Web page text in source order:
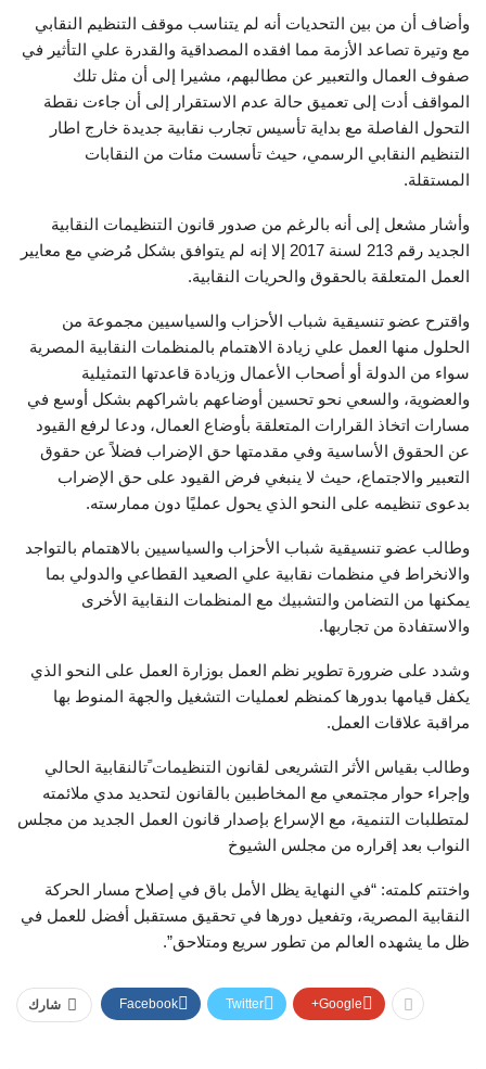
وأضاف أن من بين التحديات أنه لم یتناسب موقف التنظیم النقابي
مع وتیرة تصاعد الأزمة مما افقده المصداقیة والقدرة علي التأثیر في
صفوف العمال والتعبیر عن مطالبھم، مشيرا إلى أن مثل تلك
المواقف أدت إلى تعمیق حالة عدم الاستقرار إلى أن جاءت نقطة
التحول الفاصلة مع بدایة تأسیس تجارب نقابیة جدیدة خارج اطار
التنظیم النقابي الرسمي، حیث تأسست مئات من النقابات
المستقلة.
وأشار مشعل إلى أنه بالرغم من صدور قانون التنظيمات النقابية
الجدید رقم 213 لسنة 2017 إلا إنه لم یتوافق بشكل مُرضي مع معاییر
العمل المتعلقة بالحقوق والحریات النقابیة.
واقترح عضو تنسيقية شباب الأحزاب والسياسيين مجموعة من
الحلول منها العمل علي زيادة الاھتمام بالمنظمات النقابیة المصریة
سواء من الدولة أو أصحاب الأعمال وزیادة قاعدتھا التمثیلیة
والعضوية، والسعي نحو تحسین أوضاعھم باشراكهم بشكل أوسع في
مسارات اتخاذ القرارات المتعلقة بأوضاع العمال، ودعا لرفع القيود
عن الحقوق الأساسية وفي مقدمتها حق الإضراب فضلاً عن حقوق
التعبير والاجتماع، حيث لا ينبغي فرض القيود على حق الإضراب
بدعوى تنظيمه على النحو الذي يحول عمليًا دون ممارسته.
وطالب عضو تنسيقية شباب الأحزاب والسياسيين بالاھتمام بالتواجد
والانخراط في منظمات نقابیة علي الصعید القطاعي والدولي بما
یمكنھا من التضامن والتشبیك مع المنظمات النقابیة الأخرى
والاستفادة من تجاربھا.
وشدد على ضرورة تطوير نظم العمل بوزارة العمل على النحو الذي
يكفل قيامها بدورها كمنظم لعمليات التشغيل والجهة المنوط بها
مراقبة علاقات العمل.
وطالب بقياس الأثر التشريعى لقانون التنظيمات ًتالنقابية الحالي
وإجراء حوار مجتمعي مع المخاطبين بالقانون لتحديد مدي ملائمته
لمتطلبات التنمية، مع الإسراع بإصدار قانون العمل الجديد من مجلس
النواب بعد إقراره من مجلس الشيوخ
واختتم كلمته: “في النھایة یظل الأمل باق في إصلاح مسار الحركة
النقابیة المصریة، وتفعیل دورھا في تحقیق مستقبل أفضل للعمل في
ظل ما یشھده العالم من تطور سریع ومتلاحق”.
شارك Facebook Twitter Google+